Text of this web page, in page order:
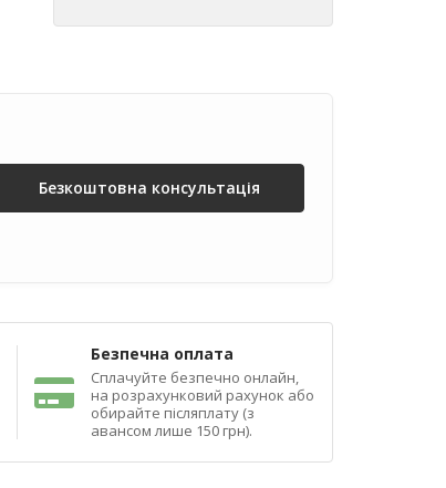
Безкоштовна консультація
Безпечна оплата
Сплачуйте безпечно онлайн,
на розрахунковий рахунок або
обирайте післяплату (з
авансом лише 150 грн).